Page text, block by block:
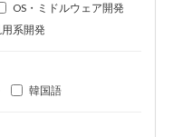
OS・ミドルウェア開発
系開発
韓国語